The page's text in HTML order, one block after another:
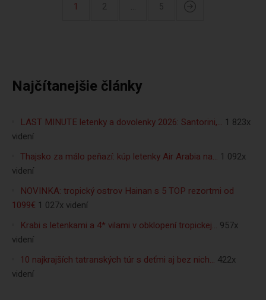
1 2 … 5
Najčítanejšie články
LAST MINUTE letenky a dovolenky 2026: Santorini,… 1 823x
videní
Thajsko za málo peňazí: kúp letenky Air Arabia na… 1 092x
videní
NOVINKA: tropický ostrov Hainan s 5 TOP rezortmi od
1099€ 1 027x videní
Krabi s letenkami a 4* vilami v obklopení tropickej… 957x
videní
10 najkrajších tatranských túr s deťmi aj bez nich… 422x
videní